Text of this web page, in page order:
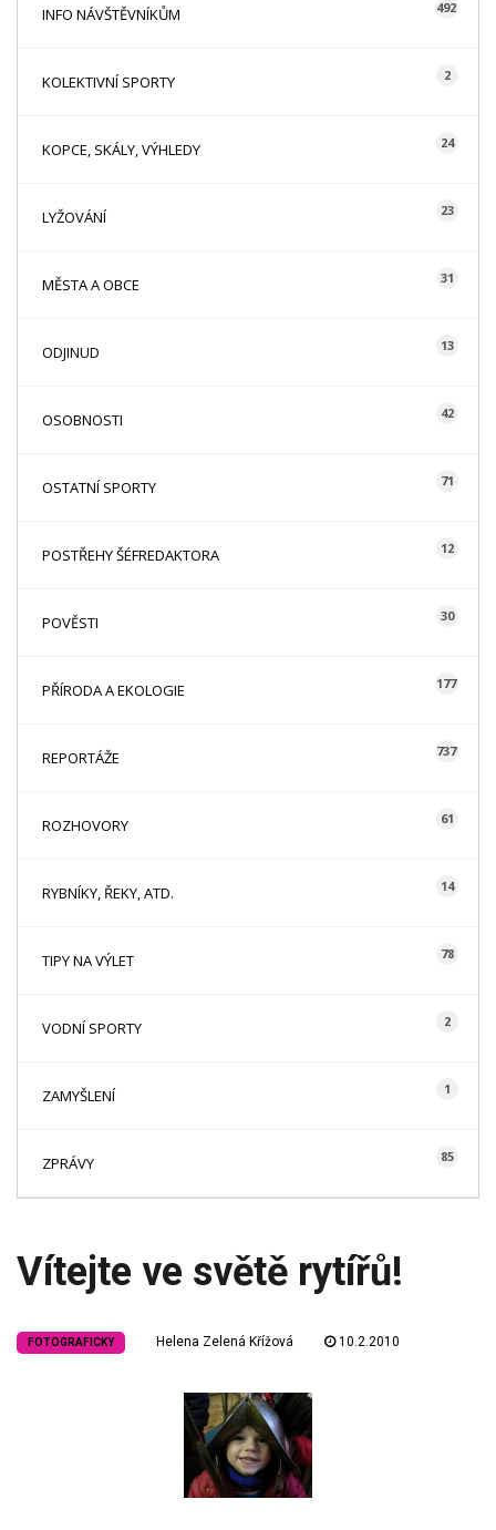
INFO NÁVŠTĚVNÍKŮM 492
KOLEKTIVNÍ SPORTY 2
KOPCE, SKÁLY, VÝHLEDY 24
LYŽOVÁNÍ 23
MĚSTA A OBCE 31
ODJINUD 13
OSOBNOSTI 42
OSTATNÍ SPORTY 71
POSTŘEHY ŠÉFREDAKTORA 12
POVĚSTI 30
PŘÍRODA A EKOLOGIE 177
REPORTÁŽE 737
ROZHOVORY 61
RYBNÍKY, ŘEKY, ATD. 14
TIPY NA VÝLET 78
VODNÍ SPORTY 2
ZAMYŠLENÍ 1
ZPRÁVY 85
Vítejte ve světě rytířů!
FOTOGRAFICKY Helena Zelená Křížová 10.2.2010